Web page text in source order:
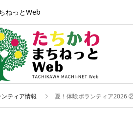
ねっとWeb
ティア情報 夏！体験ボランティア2026